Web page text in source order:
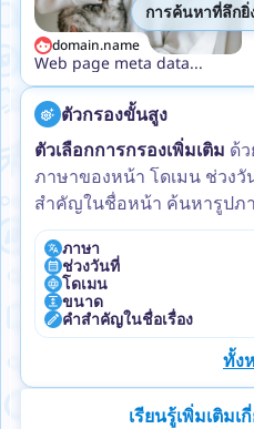
domain.name
Web page meta data...
การค้นหาที่ลึก
ตัวกรองขั้นสูง
ตัวเลือกการกรองเพิ่มเติม ด้
ภาษาของหน้า โดเมน ช่วง
สำคัญในชื่อหน้า ค้นหารูปภา
ภาษา
ช่วงวันที่
โดเมน
ขนาด
คำสำคัญในชื่อเรื่อง
ทั้ง
เรียนรู้เพิ่มเติม